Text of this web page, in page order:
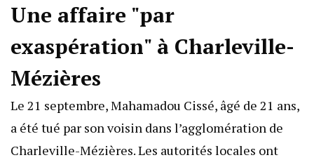
Une affaire "par
exaspération" à Charleville-
Mézières
Le 21 septembre, Mahamadou Cissé, âgé de 21 ans,
a été tué par son voisin dans l’agglomération de
Charleville-Mézières. Les autorités locales ont